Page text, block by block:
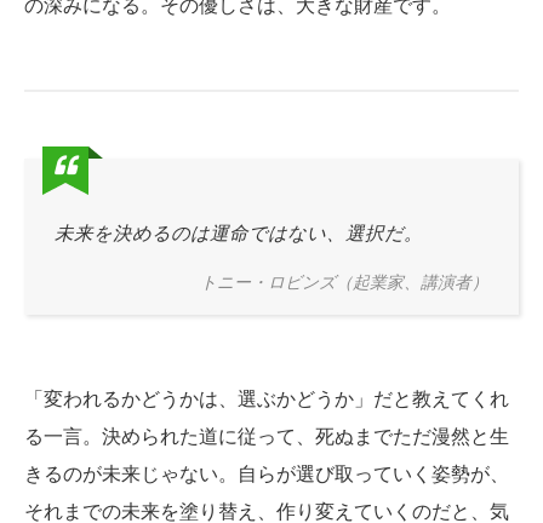
の深みになる。その優しさは、大きな財産です。
未来を決めるのは運命ではない、選択だ。
トニー・ロビンズ（起業家、講演者）
「変われるかどうかは、選ぶかどうか」だと教えてくれ
る一言。決められた道に従って、死ぬまでただ漫然と生
きるのが未来じゃない。自らが選び取っていく姿勢が、
それまでの未来を塗り替え、作り変えていくのだと、気